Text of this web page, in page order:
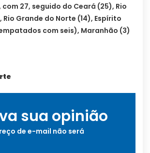
27, seguido do Ceará (25), Rio
Rio Grande do Norte (14), Espírito
com seis), Maranhão (3)
sua opinião
de e-mail não será